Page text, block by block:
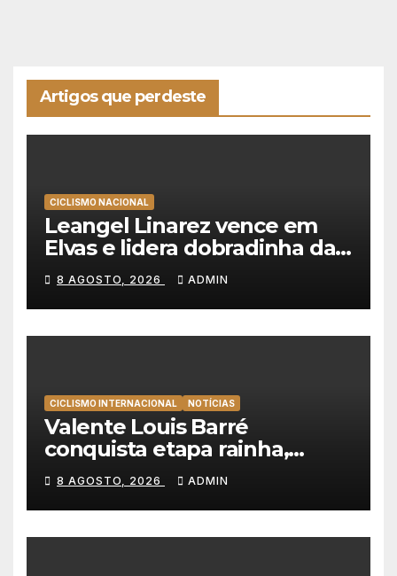
Artigos que perdeste
CICLISMO NACIONAL
Leangel Linarez vence em
Elvas e lidera dobradinha da
Tavfer-Ovos Matinados-
Mortágua
8 AGOSTO, 2026 ADMIN
CICLISMO INTERNACIONAL NOTÍCIAS
Valente Louis Barré
conquista etapa rainha,
Christian Scaroni é o novo
líder da Volta a Polónia
8 AGOSTO, 2026 ADMIN